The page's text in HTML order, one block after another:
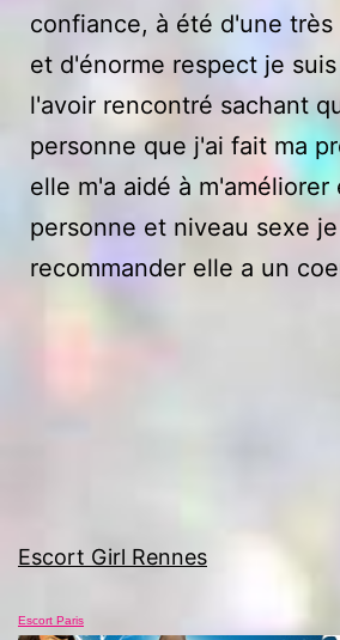
confiance, à été d'une
et d'énorme respect je
l'avoir rencontré sachant
personne que j'ai fait ma
elle m'a aidé à m'améliorer
personne et niveau sexe
recommander elle a un
Escort Girl Rennes
Escort Paris